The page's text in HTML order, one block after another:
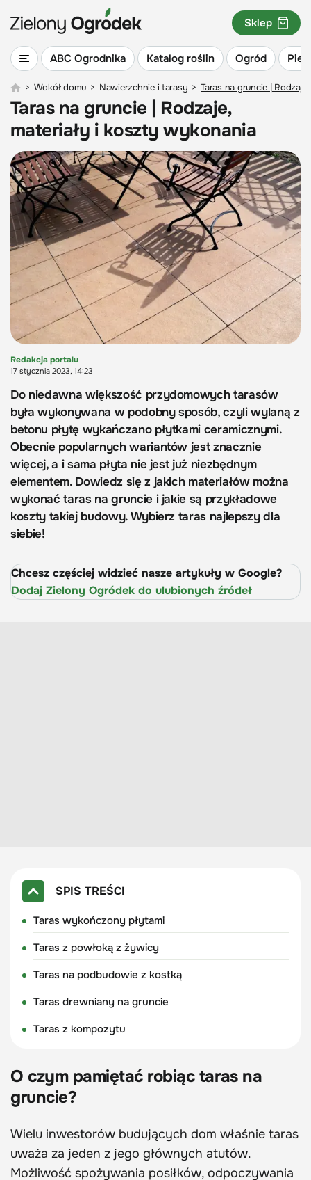
ABC Ogrodnika Katalog roślin Ogród
Sklep
> Wokół domu > Nawierzchnie i tarasy > Taras na gruncie |
Taras na gruncie | Rodzaje,
materiały i koszty wykonania
Redakcja portalu
17 stycznia 2023, 14:23
Do niedawna większość przydomowych tarasów
była wykonywana w podobny sposób, czyli wylaną z
betonu płytę wykańczano płytkami ceramicznymi.
Obecnie popularnych wariantów jest znacznie
więcej, a i sama płyta nie jest już niezbędnym
elementem. Dowiedz się z jakich materiałów można
wykonać taras na gruncie i jakie są przykładowe
koszty takiej budowy. Wybierz taras najlepszy dla
siebie!
Chcesz częściej widzieć nasze artykuły w Google?
Dodaj Zielony Ogródek do ulubionych źródeł
SPIS TREŚCI
Taras wykończony płytami
Taras z powłoką z żywicy
Taras na podbudowie z kostką
Taras drewniany na gruncie
Taras z kompozytu
O czym pamiętać robiąc taras na
gruncie?
Wielu inwestorów budujących dom właśnie taras
uważa za jeden z jego głównych atutów.
Możliwość spożywania posiłków, odpoczywania